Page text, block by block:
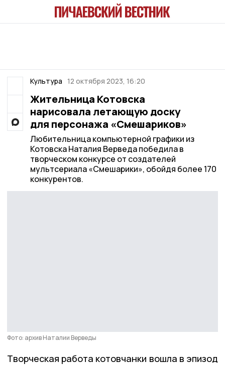
Культура 12 октября 2023, 16:20
Жительница Котовска
нарисовала летающую доску
для персонажа «Смешариков»
Любительница компьютерной графики из
Котовска Наталия Верведа победила в
творческом конкурсе от создателей
мультсериала «Смешарики», обойдя более 170
конкурентов.
Фото: архив Наталии Верведы
Творческая работа котовчанки вошла в эпизод